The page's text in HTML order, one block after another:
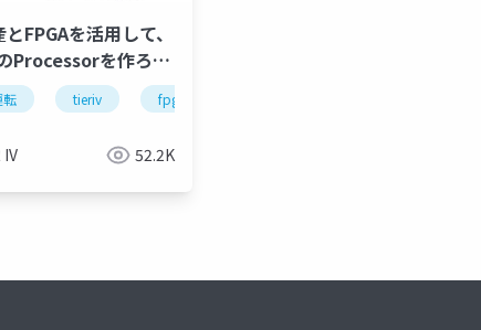
FPGAを活用して、
Processorを作ろ
転 tieriv fpga
52.2K